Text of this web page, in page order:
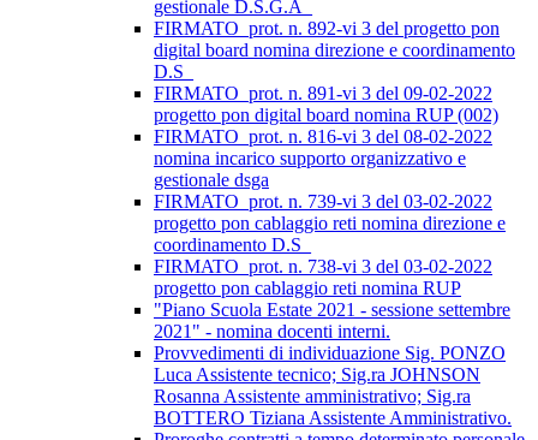
gestionale D.S.G.A_
FIRMATO_prot. n. 892-vi 3 del progetto pon
digital board nomina direzione e coordinamento
D.S_
FIRMATO_prot. n. 891-vi 3 del 09-02-2022
progetto pon digital board nomina RUP (002)
FIRMATO_prot. n. 816-vi 3 del 08-02-2022
nomina incarico supporto organizzativo e
gestionale dsga
FIRMATO_prot. n. 739-vi 3 del 03-02-2022
progetto pon cablaggio reti nomina direzione e
coordinamento D.S_
FIRMATO_prot. n. 738-vi 3 del 03-02-2022
progetto pon cablaggio reti nomina RUP
"Piano Scuola Estate 2021 - sessione settembre
2021" - nomina docenti interni.
Provvedimenti di individuazione Sig. PONZO
Luca Assistente tecnico; Sig.ra JOHNSON
Rosanna Assistente amministrativo; Sig.ra
BOTTERO Tiziana Assistente Amministrativo.